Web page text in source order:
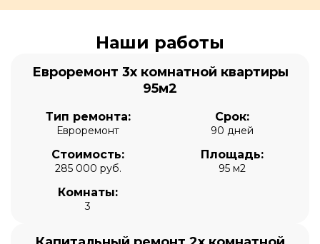
Наши работы
Евроремонт 3х комнатной квартиры
95м2
Тип ремонта:
Евроремонт
Срок:
90 дней
Стоимость:
285 000 руб.
Площадь:
95 м2
Комнаты:
3